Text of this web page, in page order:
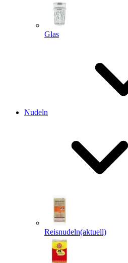
Glas
Nudeln
Reisnudeln(aktuell)